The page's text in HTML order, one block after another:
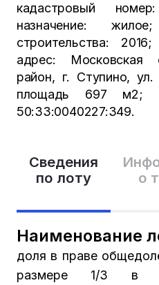
Сведения
по лоту
о
Наименование
доля в праве
размере 1/3 в
кадастровый
назначение:
строительства:
адрес: Московская
район, г. Ступино,
площадь 697 м2;
50:33:0040227:349.